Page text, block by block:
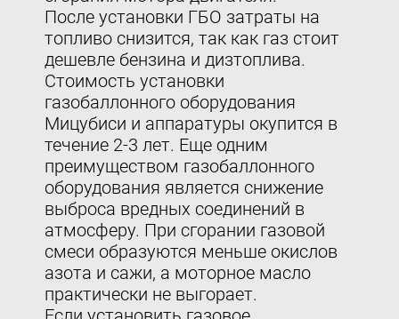
После установки ГБО затраты на
топливо снизится, так как газ стоит
дешевле бензина и дизтоплива.
Стоимость установки
газобаллонного оборудования
Мицубиси и аппаратуры окупится в
течение 2-3 лет. Еще одним
преимуществом газобаллонного
оборудования является снижение
выброса вредных соединений в
атмосферу. При сгорании газовой
смеси образуются меньше окислов
азота и сажи, а моторное масло
практически не выгорает.